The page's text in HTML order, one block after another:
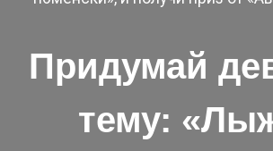
Придумай
тему: